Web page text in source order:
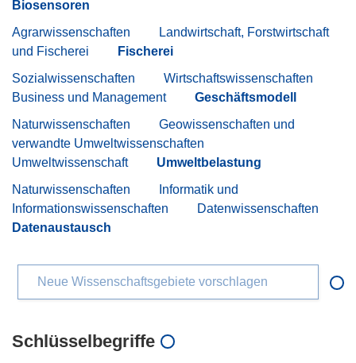
Biosensoren
Agrarwissenschaften
Landwirtschaft, Forstwirtschaft
und Fischerei
Fischerei
Sozialwissenschaften
Wirtschaftswissenschaften
Business und Management
Geschäftsmodell
Naturwissenschaften
Geowissenschaften und
verwandte Umweltwissenschaften
Umweltwissenschaft
Umweltbelastung
Naturwissenschaften
Informatik und
Informationswissenschaften
Datenwissenschaften
Datenaustausch
Neue Wissenschaftsgebiete vorschlagen
Schlüsselbegriffe